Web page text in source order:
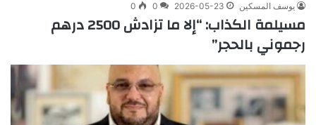
يوسف المسكين 2026-05-23
0
0
مسيلمة الكذاب: “إلا ما تزادش 2500 درهم
رجموني بالحجر”